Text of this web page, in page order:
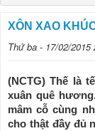
XÔN XAO
Thứ ba - 17/02/2015
(NCTG) Thế là
xuân quê
mâm cỗ cùng
cho thật đầy đủ